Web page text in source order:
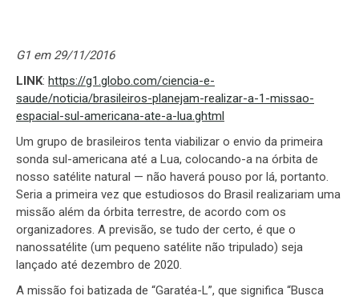
G1 em 29/11/2016
LINK: https://g1.globo.com/ciencia-e-
saude/noticia/brasileiros-planejam-realizar-a-1-missao-
espacial-sul-americana-ate-a-lua.ghtml
Um grupo de brasileiros tenta viabilizar o envio da primeira
sonda sul-americana até a Lua, colocando-a na órbita de
nosso satélite natural — não haverá pouso por lá, portanto.
Seria a primeira vez que estudiosos do Brasil realizariam uma
missão além da órbita terrestre, de acordo com os
organizadores. A previsão, se tudo der certo, é que o
nanossatélite (um pequeno satélite não tripulado) seja
lançado até dezembro de 2020.
A missão foi batizada de “Garatéa-L”, que significa “Busca